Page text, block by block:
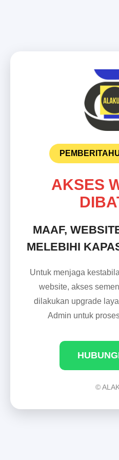
AKSES
MAAF,
MELEBIHI
Untuk menjaga
website, akses
dilakukan upgrade
Admin untuk
©